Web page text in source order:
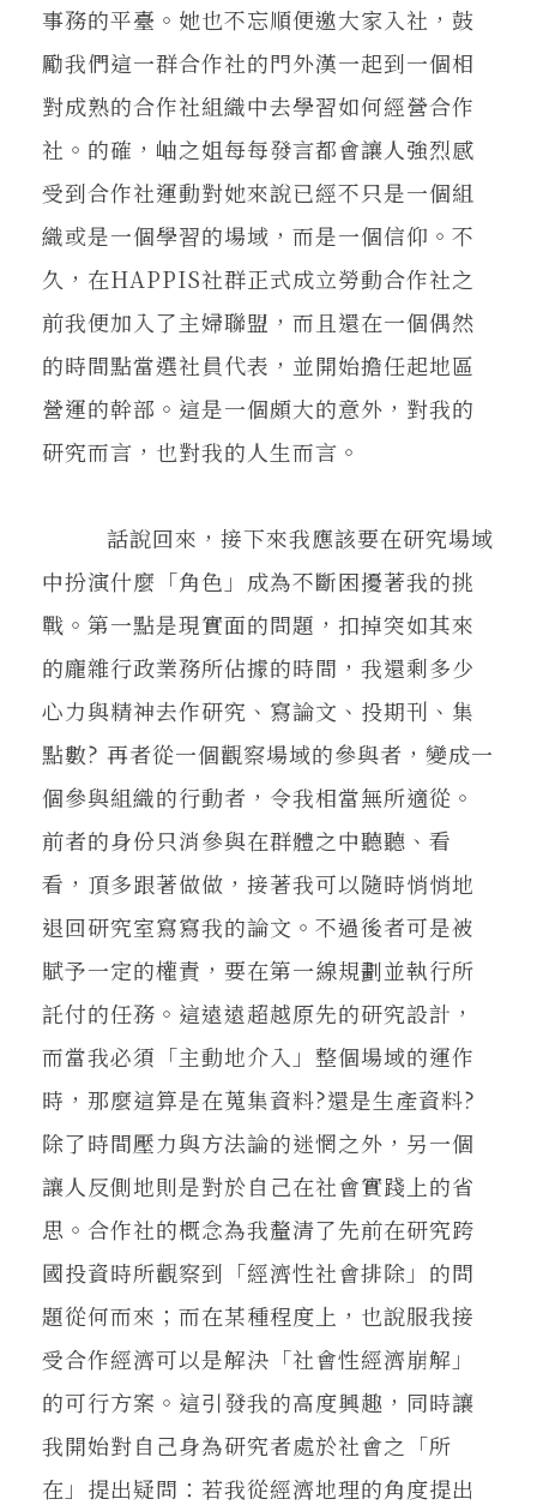
事務的平臺。她也不忘順便邀大家入社，鼓
勵我們這一群合作社的門外漢一起到一個相
對成熟的合作社組織中去學習如何經營合作
社。的確，岫之姐每每發言都會讓人強烈感
受到合作社運動對她來說已經不只是一個組
織或是一個學習的場域，而是一個信仰。不
久，在HAPPIS社群正式成立勞動合作社之
前我便加入了主婦聯盟，而且還在一個偶然
的時間點當選社員代表，並開始擔任起地區
營運的幹部。這是一個頗大的意外，對我的
研究而言，也對我的人生而言。
話說回來，接下來我應該要在研究場域
中扮演什麼「角色」成為不斷困擾著我的挑
戰。第一點是現實面的問題，扣掉突如其來
的龐雜行政業務所佔據的時間，我還剩多少
心力與精神去作研究、寫論文、投期刊、集
點數? 再者從一個觀察場域的參與者，變成一
個參與組織的行動者，令我相當無所適從。
前者的身份只消參與在群體之中聽聽、看
看，頂多跟著做做，接著我可以隨時悄悄地
退回研究室寫寫我的論文。不過後者可是被
賦予一定的權責，要在第一線規劃並執行所
託付的任務。這遠遠超越原先的研究設計，
而當我必須「主動地介入」整個場域的運作
時，那麼這算是在蒐集資料?還是生產資料?
除了時間壓力與方法論的迷惘之外，另一個
讓人反側地則是對於自己在社會實踐上的省
思。合作社的概念為我釐清了先前在研究跨
國投資時所觀察到「經濟性社會排除」的問
題從何而來；而在某種程度上，也說服我接
受合作經濟可以是解決「社會性經濟崩解」
的可行方案。這引發我的高度興趣，同時讓
我開始對自己身為研究者處於社會之「所
在」提出疑問：若我從經濟地理的角度提出